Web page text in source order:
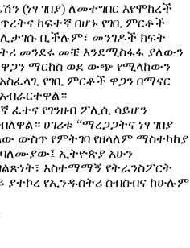
(ነፃ ገበያ) ለመተግበር እየሞከረች
ከፍተኛ በሆኑ የገቢ ምርቶች
ሊታገሱ ቢችሉም፣ መንገዶች ክፍት
መንደሩ መቼ እንደሚስፋፋ ያለውን
ዋጋን ማርከስ ወደ ውጭ የሚላከውን
የገቢ ምርቶች ዋጋን በማናር
ፈተና የገንዘብ ፖሊሲ ሳይሆን
ሀገሪቱ “ማረጋጋትና ነፃ ገበያ
ውስጥ የምትገባ የዘላለም ማስተካከያ
ኢትዮጵያ አሁን
አስተማማኝ የትራንስፖርት
የኢንዱስትሪ ስብስብና ከሁሉም